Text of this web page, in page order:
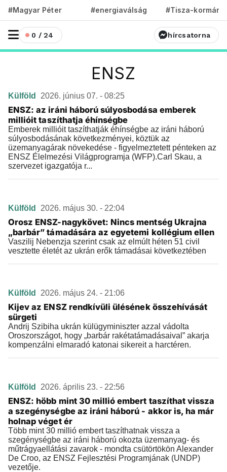
#Magyar Péter #energiaválság #Tisza-kormány
0 / 24 hírcsatorna
ENSZ
Külföld 2026. június 07. - 08:25
ENSZ: az iráni háború súlyosbodása emberek
millióit taszíthatja éhínségbe
Emberek millióit taszíthatják éhínségbe az iráni háború
súlyosbodásának következményei, köztük az
üzemanyagárak növekedése - figyelmeztetett pénteken az
ENSZ Élelmezési Világprogramja (WFP).Carl Skau, a
szervezet igazgatója r...
Külföld 2026. május 30. - 22:04
Orosz ENSZ-nagykövet: Nincs mentség Ukrajna
„barbár” támadására az egyetemi kollégium ellen
Vaszilij Nebenzja szerint csak az elmúlt héten 51 civil
vesztette életét az ukrán erők támadásai következtében
Külföld 2026. május 24. - 21:06
Kijev az ENSZ rendkívüli ülésének összehívását
sürgeti
Andrij Szibiha ukrán külügyminiszter azzal vádolta
Oroszországot, hogy „barbár rakétatámadásaival” akarja
kompenzálni elmaradó katonai sikereit a harctéren.
Külföld 2026. április 23. - 22:56
ENSZ: höbb mint 30 millió embert taszíthat vissza
a szegénységbe az iráni háború - akkor is, ha már
holnap véget ér
Több mint 30 millió embert taszíthatnak vissza a
szegénységbe az iráni háború okozta üzemanyag- és
műtrágyaellátási zavarok - mondta csütörtökön Alexander
De Croo, az ENSZ Fejlesztési Programjának (UNDP)
vezetője.